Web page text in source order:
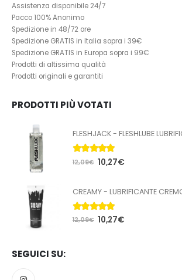
Assistenza disponibile 24/7
Pacco 100% Anonimo
Spedizione in 48/72 ore
Spedizione GRATIS in Italia sopra i 39€
Spedizione GRATIS in Europa sopra i 99€
Prodotti di altissima qualità
Prodotti originali e garantiti
PRODOTTI PIÙ VOTATI
5.00Su 5
12,09€ 10,27€
CREAMY - LUBRIFICANTE
5.00Su 5
12,09€ 10,27€
SEGUICI SU: